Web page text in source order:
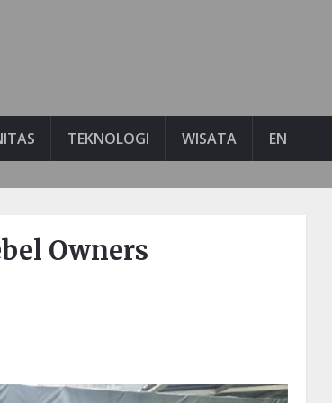
TEKNOLOGI WISATA EN
Owners